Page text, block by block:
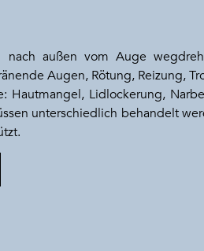
außen vom Auge
Augen, Rötung, Reizung,
Hautmangel, Lidlockerung,
unterschiedlich behandelt